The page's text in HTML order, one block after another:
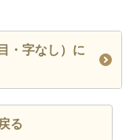
・字なし）に
る